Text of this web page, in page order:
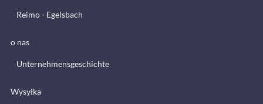
Reimo - Egelsbach
o nas
Unternehmensgeschichte
Wysyłka